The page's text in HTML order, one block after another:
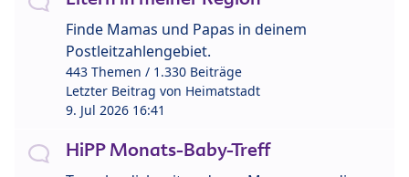
Finde Mamas und Papas in deinem
Postleitzahlengebiet.
443 Themen / 1.330 Beiträge
Letzter Beitrag von Heimatstadt
9. Jul 2026 16:41
HiPP Monats-Baby-Treff